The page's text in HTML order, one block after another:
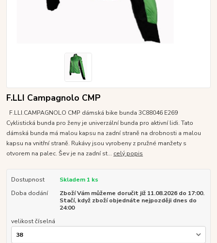
F.LLI Campagnolo CMP
F.LLI.CAMPAGNOLO CMP dámská bike bunda 3C88046 E269
Cyklistická bunda pro ženy je univerzální bunda pro aktivní lidi. Tato
dámská bunda má malou kapsu na zadní straně na drobnosti a malou
kapsu na vnitřní straně. Rukávy jsou vyrobeny z pružné manžety s
otvorem na palec. Šev je na zadní st... celý popis
Dostupnost
Skladem 1 ks
Doba dodání
Zboží Vám můžeme doručit již 11.08.2026 do 17:00.
Stačí, když zboží objednáte nejpozději dnes do
24:00
velikost číselná